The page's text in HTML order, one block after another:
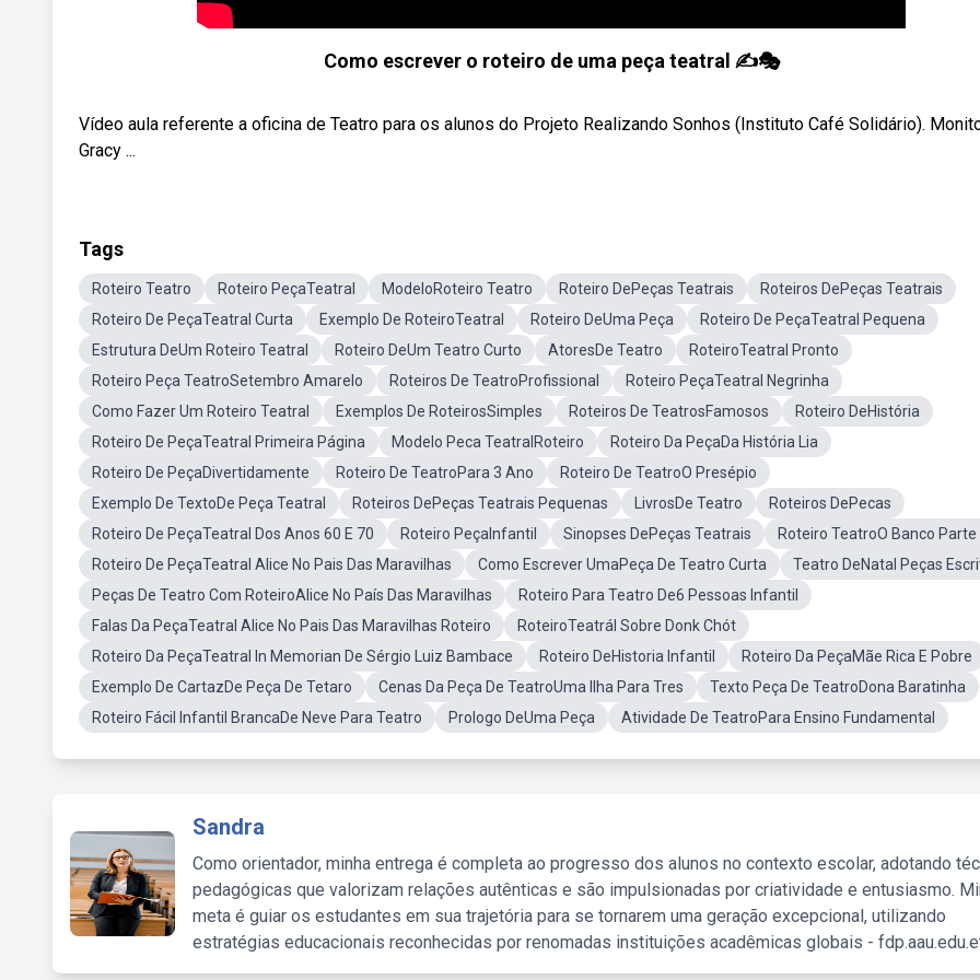
Como escrever o roteiro de uma peça teatral ✍️🎭
Vídeo aula referente a oficina de Teatro para os alunos do Projeto Realizando Sonhos (Instituto Café Solidário).
Gracy ...
Tags
Roteiro Teatro Roteiro PeçaTeatral ModeloRoteiro Teatro Roteiro DePeças Teatrais
Roteiros DePeças Teatrais
Roteiro De PeçaTeatral Curta
Exemplo De RoteiroTeatral Roteiro DeUma Peça
Roteiro De PeçaTeatral Pequena
Estrutura DeUm Roteiro Teatral
Roteiro DeUm Teatro Curto AtoresDe Teatro
RoteiroTeatral Pronto
Roteiro Peça TeatroSetembro Amarelo
Roteiros De TeatroProfissional
Roteiro PeçaTeatral Negrinha
Como Fazer Um Roteiro Teatral
Exemplos De RoteirosSimples Roteiros De TeatrosFamosos
Roteiro DeHistória
Roteiro De PeçaTeatral Primeira Página
Modelo Peca TeatralRoteiro
Roteiro Da PeçaDa História Lia
Roteiro De PeçaDivertidamente
Roteiro De TeatroPara 3 Ano
Roteiro De TeatroO Presépio
Exemplo De TextoDe Peça Teatral
Roteiros DePeças Teatrais Pequenas LivrosDe Teatro
Roteiros DePecas
Roteiro De PeçaTeatral Dos Anos 60 E 70
Roteiro PeçaInfantil Sinopses DePeças Teatrais
Roteiro TeatroO Banco Parte
Roteiro De PeçaTeatral Alice No Pais Das Maravilhas
Como Escrever UmaPeça De Teatro Curta
Teatro DeNatal Peças
Peças De Teatro Com RoteiroAlice No País Das Maravilhas
Roteiro Para Teatro De6 Pessoas Infantil
Falas Da PeçaTeatral Alice No Pais Das Maravilhas Roteiro
RoteiroTeatrál Sobre Donk Chót
Roteiro Da PeçaTeatral In Memorian De Sérgio Luiz Bambace
Roteiro DeHistoria Infantil
Roteiro Da PeçaMãe Rica E Pobre
Exemplo De CartazDe Peça De Tetaro
Cenas Da Peça De TeatroUma Ilha Para Tres
Texto Peça De TeatroDona Baratinha
Roteiro Fácil Infantil BrancaDe Neve Para Teatro
Prologo DeUma Peça Atividade De TeatroPara Ensino Fundamental
Sandra
Como orientador, minha entrega é completa ao progresso dos alunos no contexto escolar, adotando
pedagógicas que valorizam relações autênticas e são impulsionadas por criatividade e entusiasmo.
meta é guiar os estudantes em sua trajetória para se tornarem uma geração excepcional, utilizando
estratégias educacionais reconhecidas por renomadas instituições acadêmicas globais -